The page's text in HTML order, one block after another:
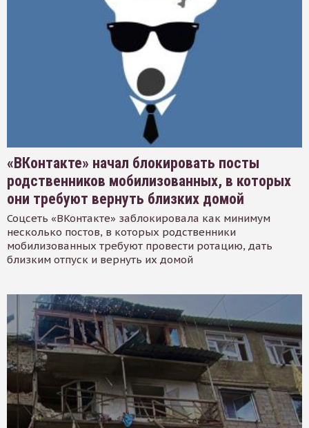
«ВКонтакте» начал блокировать посты
родственников мобилизованных, в которых
они требуют вернуть близких домой
Соцсеть «ВКонтакте» заблокировала как минимум
несколько постов, в которых родственники
мобилизованных требуют провести ротацию, дать
близким отпуск и вернуть их домой